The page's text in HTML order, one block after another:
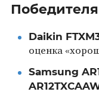
Daikin
оценка
Samsung